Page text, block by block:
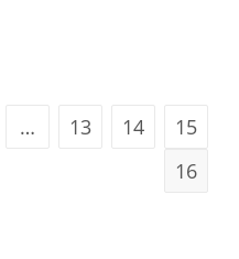
… 13 14
15
16